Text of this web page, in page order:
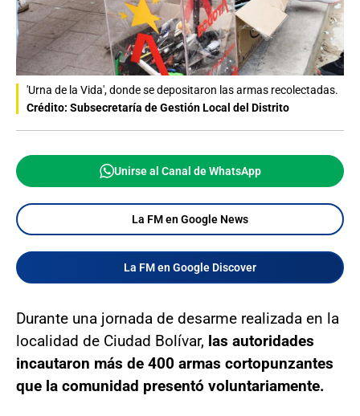
'Urna de la Vida', donde se depositaron las armas recolectadas.
Crédito: Subsecretaría de Gestión Local del Distrito
Unirse al Canal de WhatsApp
La FM en Google News
La FM en Google Discover
Durante una jornada de desarme realizada en la
localidad de Ciudad Bolívar, las autoridades
incautaron más de 400 armas cortopunzantes
que la comunidad presentó voluntariamente.